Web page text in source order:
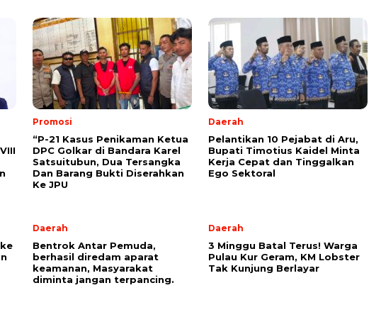
Promosi
“P-21 Kasus Penikaman Ketua
DPC Golkar di Bandara Karel
Satsuitubun, Dua Tersangka
Dan Barang Bukti Diserahkan
Ke JPU
Daerah
Pelantikan 10 Pejabat di Aru,
Bupati Timotius Kaidel Minta
Kerja Cepat dan Tinggalkan
Ego Sektoral
Daerah
Bentrok Antar Pemuda,
berhasil diredam aparat
keamanan, Masyarakat
diminta jangan terpancing.
Daerah
3 Minggu Batal Terus! Warga
Pulau Kur Geram, KM Lobster
Tak Kunjung Berlayar